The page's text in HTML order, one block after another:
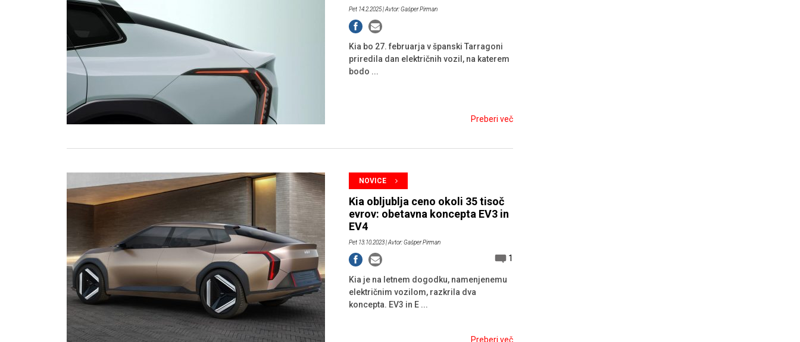
Pet 14.2.2025| Avtor: Gašper Pirman
Kia bo 27. februarja v španski Tarragoni
priredila dan električnih vozil, na katerem
bodo ...
Preberi več
NOVICE
Kia obljublja ceno okoli 35 tisoč
evrov: obetavna koncepta EV3 in
EV4
Pet 13.10.2023| Avtor: Gašper Pirman
1
Kia je na letnem dogodku, namenjenemu
električnim vozilom, razkrila dva
koncepta. EV3 in E ...
Preberi več